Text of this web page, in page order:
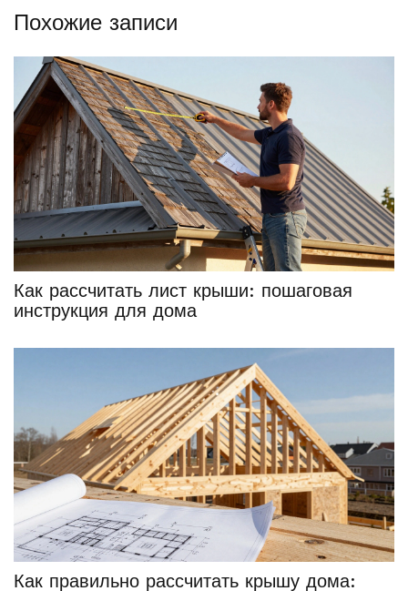
Похожие записи
Как рассчитать лист крыши: пошаговая
инструкция для дома
Как правильно рассчитать крышу дома: